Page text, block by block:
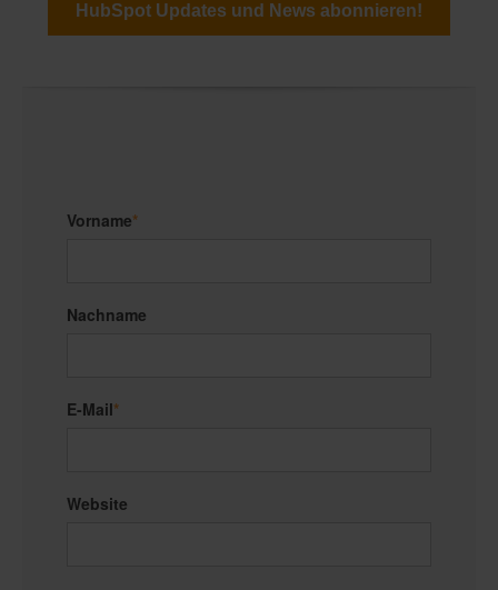
HubSpot Updates und News abonnieren!
Vorname*
Nachname
E-Mail*
Website